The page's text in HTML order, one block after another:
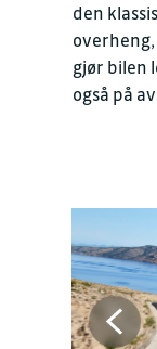
den
gjør bilen
også på